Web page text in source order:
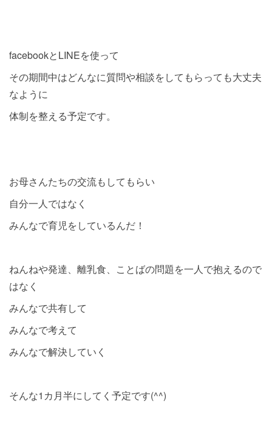
facebookとLINEを使って
その期間中はどんなに質問や相談をしてもらっても大丈夫
なように
体制を整える予定です。
お母さんたちの交流もしてもらい
自分一人ではなく
みんなで育児をしているんだ！
ねんねや発達、離乳食、ことばの問題を一人で抱えるので
はなく
みんなで共有して
みんなで考えて
みんなで解決していく
そんな1カ月半にしてく予定です(^^)